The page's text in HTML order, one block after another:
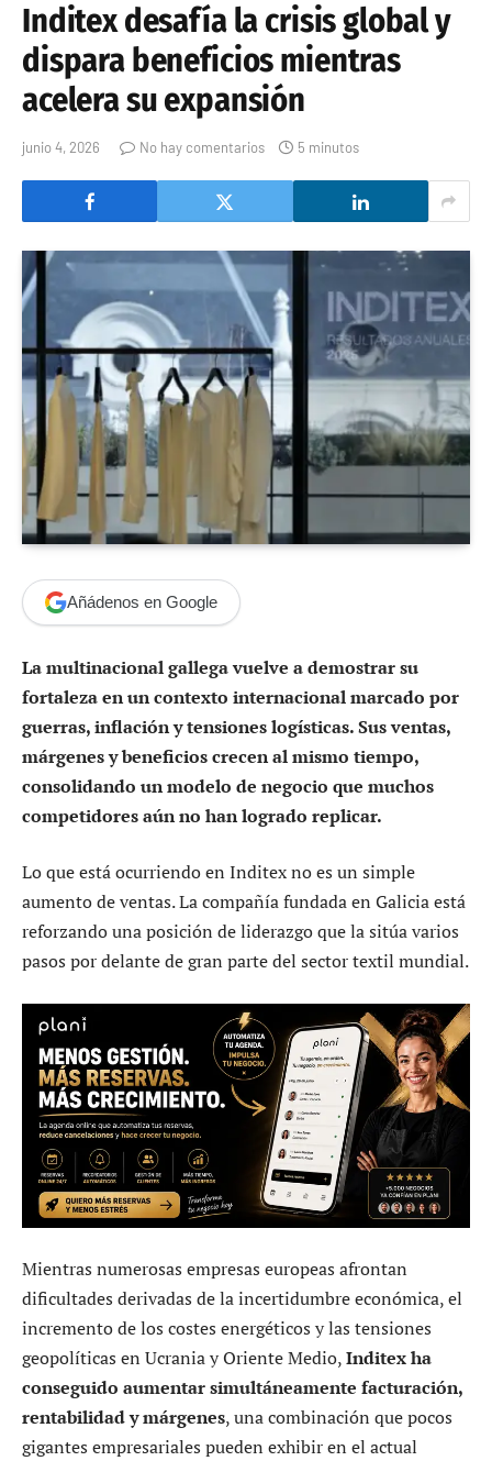
Inditex desafía la crisis global y
dispara beneficios mientras
acelera su expansión
junio 4, 2026 No hay comentarios 5 minutos
Añádenos en Google
La multinacional gallega vuelve a demostrar su
fortaleza en un contexto internacional marcado por
guerras, inflación y tensiones logísticas. Sus ventas,
márgenes y beneficios crecen al mismo tiempo,
consolidando un modelo de negocio que muchos
competidores aún no han logrado replicar.
Lo que está ocurriendo en Inditex no es un simple
aumento de ventas. La compañía fundada en Galicia está
reforzando una posición de liderazgo que la sitúa varios
pasos por delante de gran parte del sector textil mundial.
Mientras numerosas empresas europeas afrontan
dificultades derivadas de la incertidumbre económica, el
incremento de los costes energéticos y las tensiones
geopolíticas en Ucrania y Oriente Medio,Inditex ha
conseguido aumentar simultáneamente facturación,
rentabilidad y márgenes, una combinación que pocos
gigantes empresariales pueden exhibir en el actual